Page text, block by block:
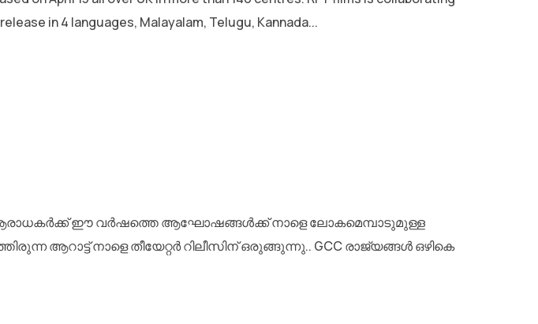
in 4 languages, Malayalam, Telugu, Kannada...
ആരാധകർക്ക് ഈ വർഷത്തെ ആഘോഷങ്ങൾക്ക് നാളെ ലോകമെമ്പാടുമുള്ള
ആറാട്ട് നാളെ തീയേറ്റർ റിലീസിന് ഒരുങ്ങുന്നു.. GCC രാജ്യങ്ങൾ ഒഴികെ